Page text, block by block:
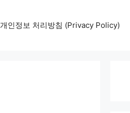
개인정보 처리방침 (Privacy Policy)